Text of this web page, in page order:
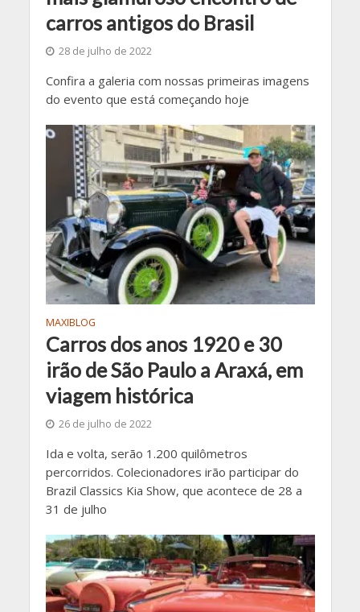
carros antigos do Brasil
28 de julho de 2022
Confira a galeria com nossas primeiras imagens
do evento que está começando hoje
MAXIBLOG
Carros dos anos 1920 e 30
irão de São Paulo a Araxá, em
viagem histórica
26 de julho de 2022
Ida e volta, serão 1.200 quilômetros
percorridos. Colecionadores irão participar do
Brazil Classics Kia Show, que acontece de 28 a
31 de julho